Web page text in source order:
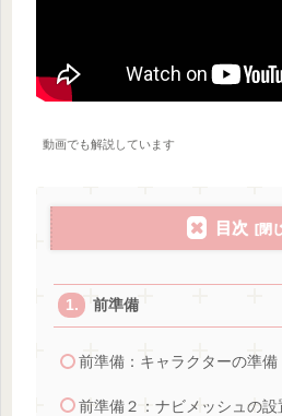
動画でも解説しています
目次
前準備
前準備：キャラクターの準備
前準備２：ナビメッシュの設